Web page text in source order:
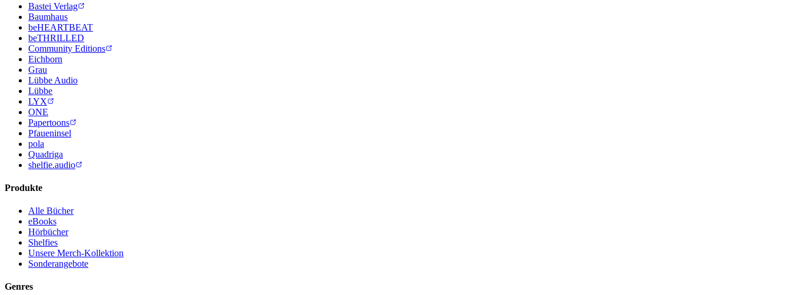
Bastei Verlag
Baumhaus
beHEARTBEAT
beTHRILLED
Community Editions
Eichborn
Grau
Lübbe Audio
Lübbe
LYX
ONE
Papertoons
Pfaueninsel
pola
Quadriga
shelfie.audio
Produkte
Alle Bücher
eBooks
Hörbücher
Shelfies
Unsere Merch-Kollektion
Sonderangebote
Genres